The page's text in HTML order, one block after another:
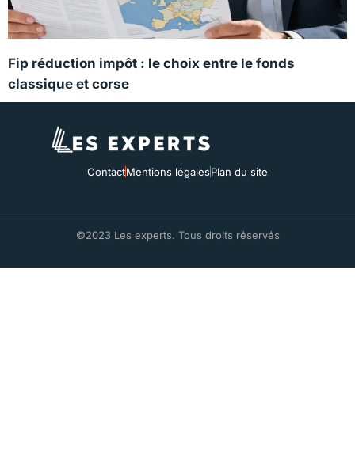
Fip réduction impôt : le choix entre le fonds
classique et corse
ContactMentions légalesPlan du site
©2023 Les experts. Tous droits réservés